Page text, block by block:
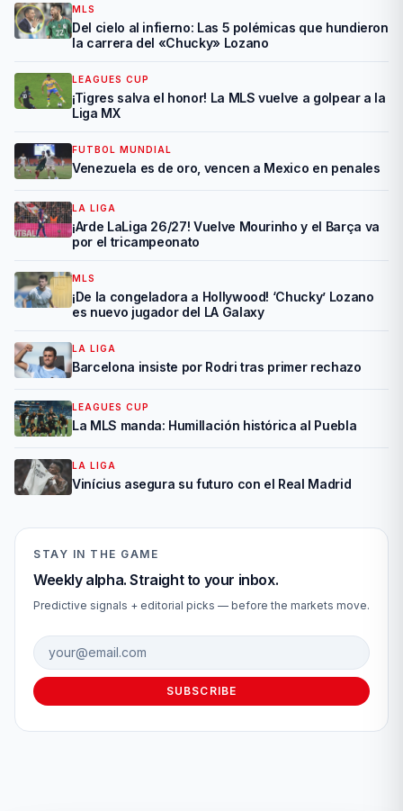
MLS
Del cielo al infierno: Las 5 polémicas que hundieron
la carrera del «Chucky» Lozano
LEAGUES CUP
¡Tigres salva el honor! La MLS vuelve a golpear a la
Liga MX
FUTBOL MUNDIAL
Venezuela es de oro, vencen a Mexico en penales
LA LIGA
¡Arde LaLiga 26/27! Vuelve Mourinho y el Barça va
por el tricampeonato
MLS
¡De la congeladora a Hollywood! ‘Chucky’ Lozano
es nuevo jugador del LA Galaxy
LA LIGA
Barcelona insiste por Rodri tras primer rechazo
LEAGUES CUP
La MLS manda: Humillación histórica al Puebla
LA LIGA
Vinícius asegura su futuro con el Real Madrid
STAY IN THE GAME
Weekly alpha. Straight to your inbox.
Predictive signals + editorial picks — before the markets move.
Email address
SUBSCRIBE